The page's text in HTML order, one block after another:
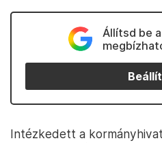
Állítsd be
Intézkedett a